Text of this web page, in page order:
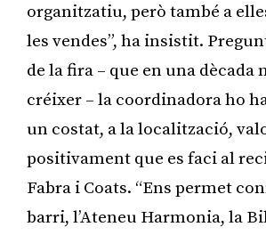
organitzatiu, però també a
les vendes”, ha insistit.
de la fira – que en una dècada
créixer – la coordinadora ho
un costat, a la localització,
positivament que es faci al
Fabra i Coats. “Ens permet
barri, l’Ateneu Harmonia, la